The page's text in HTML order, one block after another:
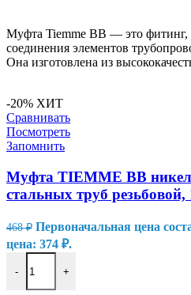
Муфта Tiemme ВВ — это фитинг,
соединения элементов
Она изготовлена из
-20% ХИТ
Сравнивать
Посмотреть
Запомнить
Муфта TIEMME ВВ
стальных труб резьбовой,
468₽ Первоначальная цена
цена: 374 ₽.
- +